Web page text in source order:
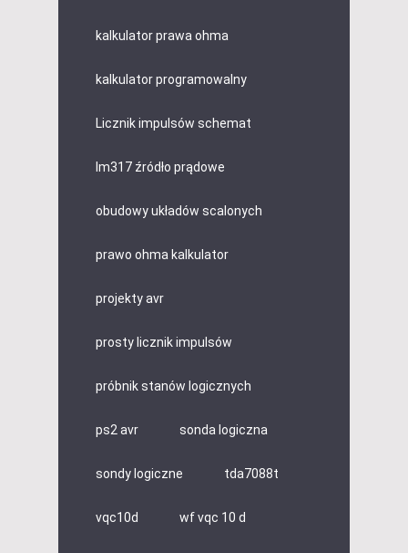
kalkulator prawa ohma
kalkulator programowalny
Licznik impulsów schemat
lm317 źródło prądowe
obudowy układów scalonych
prawo ohma kalkulator
projekty avr
prosty licznik impulsów
próbnik stanów logicznych
ps2 avr sonda logiczna
sondy logiczne tda7088t
vqc10d wf vqc 10 d